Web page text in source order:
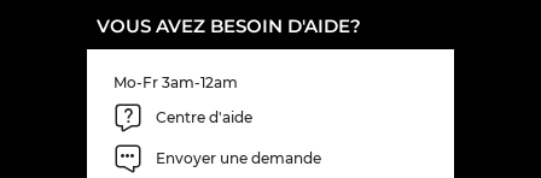
VOUS AVEZ BESOIN D'AIDE?
Mo-Fr 3am-12am
Centre d'aide
Envoyer une demande